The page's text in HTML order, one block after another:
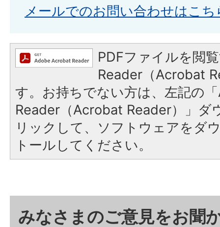
メールでのお問い合わせはこち
PDFファイルを閲
Reader（Acrobat
す。お持ちでない方は、左記の
Reader（Acrobat Reader）」ダ
リックして、ソフトウェアをダ
トールしてください。
みなさまのご意見をお聞